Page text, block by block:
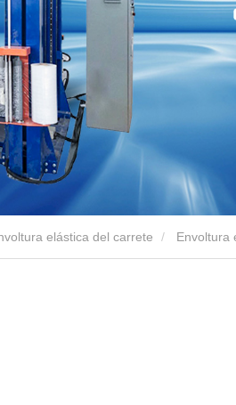
elástica del carrete Envoltura